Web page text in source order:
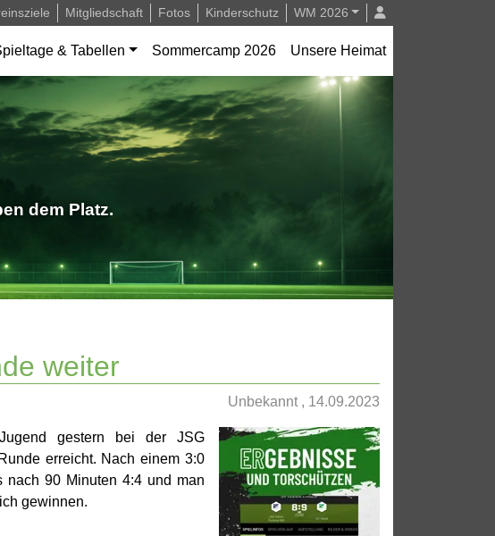
Mitgliedschaft Fotos Kinderschutz WM 2026
& Tabellen Sommercamp 2026 Unsere Heimat
dem Platz.
weiter
Unbekannt , 14.09.2023
gestern bei der JSG
erreicht. Nach einem 3:0
nach 90 Minuten 4:4 und man
gewinnen.